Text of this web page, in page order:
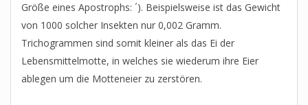
Größe eines Apostrophs: ´). Beispielsweise ist das Gewicht
von 1000 solcher Insekten nur 0,002 Gramm.
Trichogrammen sind somit kleiner als das Ei der
Lebensmittelmotte, in welches sie wiederum ihre Eier
ablegen um die Motteneier zu zerstören.